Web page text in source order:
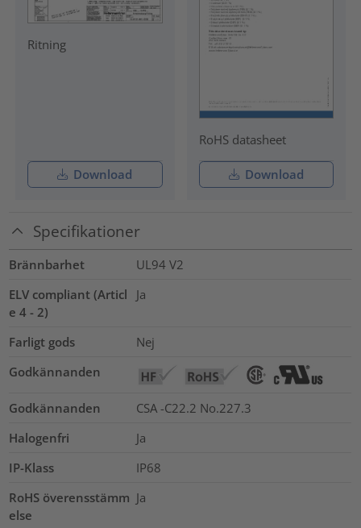
Ritning
Download
RoHS datasheet
Download
Specifikationer
Brännbarhet
UL94 V2
ELV compliant (Articl
e 4 - 2)
Ja
Farligt gods
Nej
Godkännanden
Godkännanden
CSA -C22.2 No.227.3
Halogenfri
Ja
IP-Klass
IP68
RoHS överensstämm
else
Ja